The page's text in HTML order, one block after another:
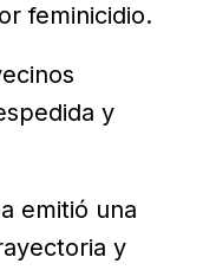
feminicidio.
y
emitió una
y